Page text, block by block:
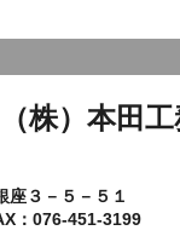
（株）本田
座３－５－５１
：076-451-3199